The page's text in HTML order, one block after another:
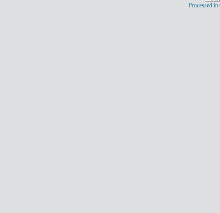
Processed